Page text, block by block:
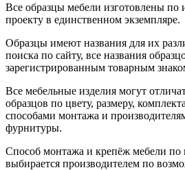
Все образцы мебели изготовлены по
проекту в единственном экземпляре.
Образцы имеют названия для их
поиска по сайту, все названия
зарегистрированным товарным
Все мебельные изделия могут
образцов по цвету, размеру,
способами монтажа и
фурнитуры.
Способ монтажа и крепёж мебели по
выбирается производителем по